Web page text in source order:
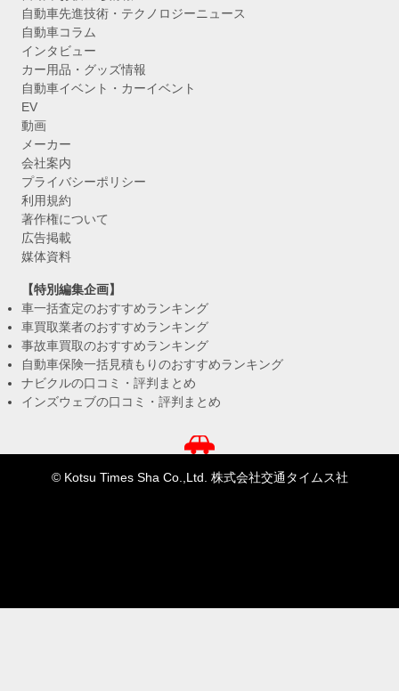
自動車先進技術・テクノロジーニュース
自動車コラム
インタビュー
カー用品・グッズ情報
自動車イベント・カーイベント
EV
動画
メーカー
会社案内
プライバシーポリシー
利用規約
著作権について
広告掲載
媒体資料
【特別編集企画】
車一括査定のおすすめランキング
車買取業者のおすすめランキング
事故車買取のおすすめランキング
自動車保険一括見積もりのおすすめランキング
ナビクルの口コミ・評判まとめ
インズウェブの口コミ・評判まとめ
© Kotsu Times Sha Co.,Ltd. 株式会社交通タイムス社